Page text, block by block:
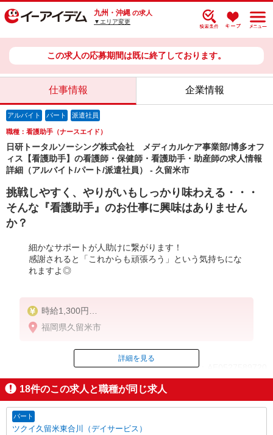
九州・沖縄 の求人
▼エリア変更
この求人の応募期間は既に終了しております。
仕事情報 企業情報
アルバイト パート 派遣社員
職種：看護助手（ナースエイド）
日研トータルソーシング株式会社 メディカルケア事業部/博多オフ
ィス【看護助手】の看護師・保健師・看護助手・助産師の求人情報
詳細（アルバイト/パート/派遣社員） - 久留米市
挑戦しやすく、やりがいもしっかり味わえる・・・
そんな『看護助手』のお仕事に興味はありません
か？
細かなサポートが人助けに繋がります！
感謝されると「これからも頑張ろう」という気持ちにな
れますよ◎
時給1,300円
★週払いOK（規定あり）
福岡県久留米市
ID：AE0527589720
掲載期間終了
詳細を見る
18件のこの求人と職種が同じ求人
パート
ツクイ久留米東合川（デイサービス）